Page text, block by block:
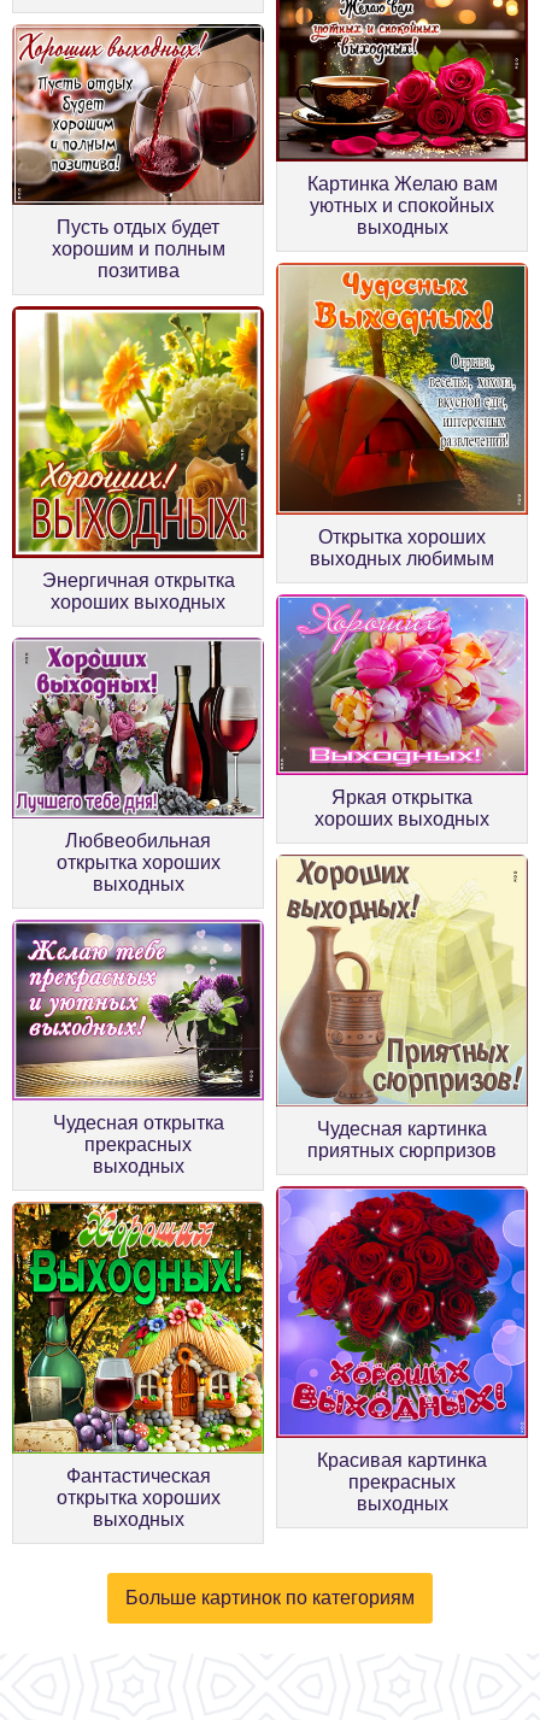
Пусть отдых будет
хорошим и полным
позитива
Картинка Желаю вам
уютных и спокойных
выходных
Энергичная открытка
хороших выходных
Открытка хороших
выходных любимым
Любвеобильная
открытка хороших
выходных
Яркая открытка
хороших выходных
Чудесная открытка
прекрасных
выходных
Чудесная картинка
приятных сюрпризов
Фантастическая
открытка хороших
выходных
Красивая картинка
прекрасных
выходных
Больше картинок по категориям